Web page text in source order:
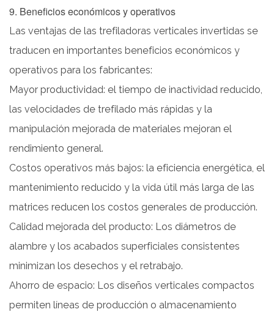
9. Beneficios económicos y operativos
Las ventajas de las trefiladoras verticales invertidas se
traducen en importantes beneficios económicos y
operativos para los fabricantes:
Mayor productividad: el tiempo de inactividad reducido,
las velocidades de trefilado más rápidas y la
manipulación mejorada de materiales mejoran el
rendimiento general.
Costos operativos más bajos: la eficiencia energética, el
mantenimiento reducido y la vida útil más larga de las
matrices reducen los costos generales de producción.
Calidad mejorada del producto: Los diámetros de
alambre y los acabados superficiales consistentes
minimizan los desechos y el retrabajo.
Ahorro de espacio: Los diseños verticales compactos
permiten líneas de producción o almacenamiento